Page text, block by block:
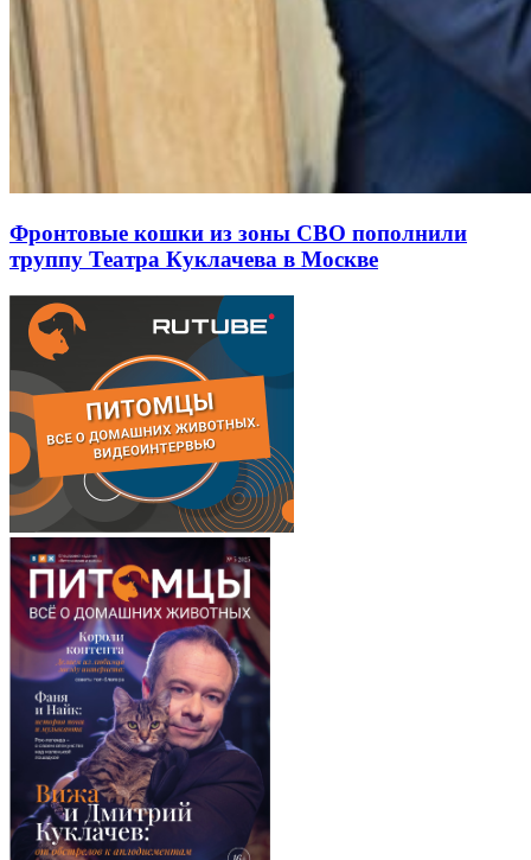
Фронтовые кошки из зоны СВО пополнили
труппу Театра Куклачева в Москве